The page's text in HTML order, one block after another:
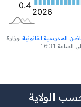
المدرسية القانونية لوزارة
الولاية